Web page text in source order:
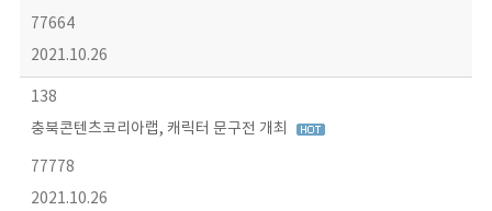
77664
2021.10.26
138
충북콘텐츠코리아랩, 캐릭터 문구전 개최
77778
2021.10.26